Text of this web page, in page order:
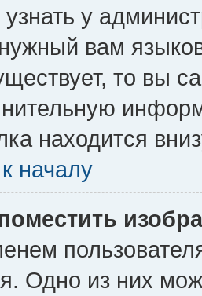
у
вам
то вы
находится
началу
Одно из них